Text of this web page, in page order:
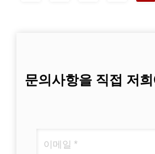
문의사항을 직접 저